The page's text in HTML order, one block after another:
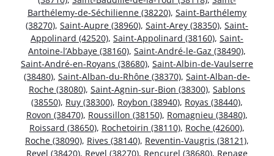
Barthélemy-de-Séchilienne (38220), Saint-Barthélemy
(38270), Saint-Aupre (38960), Saint-Arey (38350), Saint-
Appolinard (42520), Saint-Appolinard (38160), Saint-
Antoine-l’Abbaye (38160), Saint-André-le-Gaz (38490),
Saint-André-en-Royans (38680), Saint-Albin-de-Vaulserre
(38480), Saint-Alban-du-Rhône (38370), Saint-Alban-de-
Roche (38080), Saint-Agnin-sur-Bion (38300), Sablons
(38550), Ruy (38300), Roybon (38940), Royas (38440),
Rovon (38470), Roussillon (38150), Romagnieu (38480),
Roissard (38650), Rochetoirin (38110), Roche (42600),
Roche (38090), Rives (38140), Reventin-Vaugris (38121),
Revel (38420), Revel (38270), Rencurel (38680), Renage